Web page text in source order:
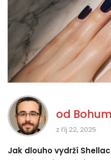
od
z říj 22, 2025
Jak dlouho vydrží